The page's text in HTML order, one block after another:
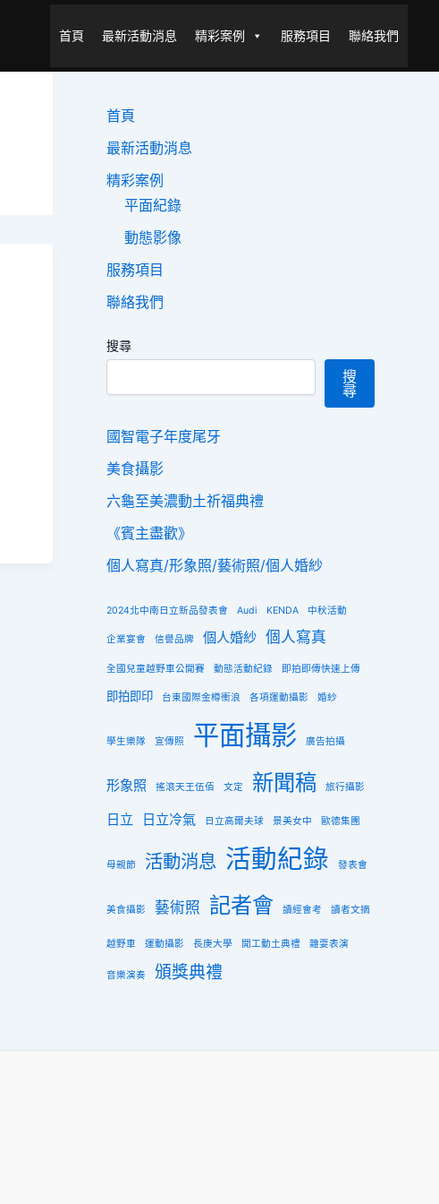
首頁 最新活動消息 精彩案例 服務項目 聯絡我們
首頁
最新活動消息
精彩案例
平面紀錄
動態影像
服務項目
聯絡我們
搜尋
搜
尋
國智電子年度尾牙
美食攝影
六龜至美濃動土祈福典禮
《賓主盡歡》
個人寫真/形象照/藝術照/個人婚紗
2024北中南日立新品發表會 Audi KENDA 中秋活動
企業宴會 信譽品牌 個人婚紗 個人寫真
全國兒童越野車公開賽 動態活動紀錄 即拍即傳快速上傳
即拍即印 台東國際金樽衝浪 各項運動攝影 婚紗
學生樂隊 宣傳照 平面攝影 廣告拍攝
形象照 搖滾天王伍佰 文定 新聞稿 旅行攝影
日立 日立冷氣 日立高爾夫球 景美女中 歐德集團
母親節 活動消息 活動紀錄 發表會
美食攝影 藝術照 記者會 讀經會考 讀者文摘
越野車 運動攝影 長庚大學 開工動土典禮 雜耍表演
音樂演奏 頒獎典禮